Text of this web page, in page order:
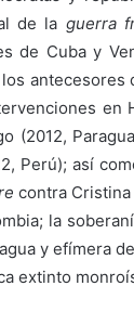
de la guerra
de Cuba y
antecesores
en
(2012,
Perú); así
contra
la
y efímera
extinto